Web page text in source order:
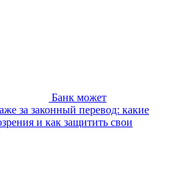
Банк может
за законный перевод: какие
и как защитить свои